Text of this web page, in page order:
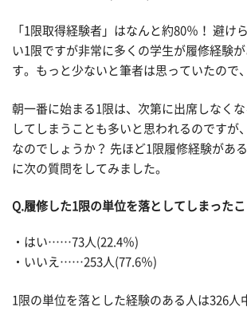
「1限取得経験者」はなんと約80％！ 避け
い1限ですが非常に多くの学生が履修経験
す。もっと少ないと筆者は思っていたので
朝一番に始まる1限は、次第に出席しなく
してしまうことも多いと思われるのですが
なのでしょうか？ 先ほど1限履修経験があ
に次の質問をしてみました。
Q.履修した1限の単位を落としてしまった
・はい……73人(22.4％)
・いいえ……253人(77.6％)
1限の単位を落とした経験のある人は326人